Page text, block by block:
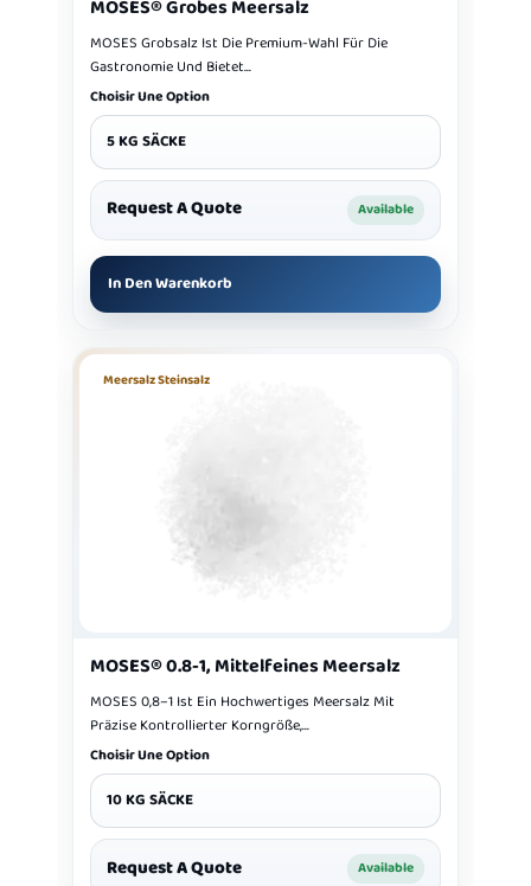
MOSES® Grobes Meersalz
MOSES Grobsalz Ist Die Premium-Wahl Für Die
Gastronomie Und Bietet...
Choisir Une Option
5 KG SÄCKE
Request A Quote Available
In Den Warenkorb
Meersalz Steinsalz
MOSES® 0.8-1, Mittelfeines Meersalz
MOSES 0,8–1 Ist Ein Hochwertiges Meersalz Mit
Präzise Kontrollierter Korngröße,...
Choisir Une Option
10 KG SÄCKE
Request A Quote Available